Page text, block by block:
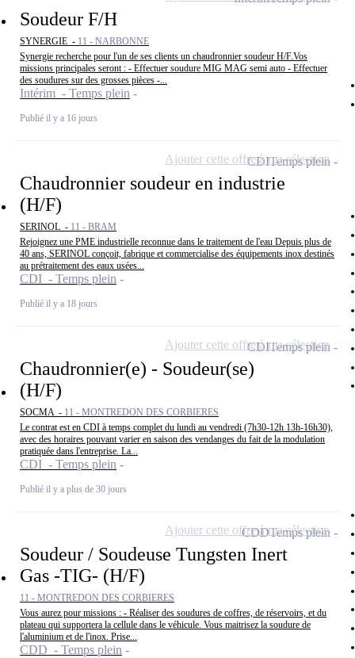
Soudeur F/H
SYNERGIE - 11 - NARBONNE
Synergie recherche pour l'un de ses clients un chaudronnier soudeur H/F.Vos
missions principales seront : - Effectuer soudure MIG MAG semi auto - Effectuer
des soudures sur des grosses pièces -...
Intérim - Temps plein
Publié il y a 16 jours
Chaudronnier soudeur en industrie
(H/F)
SERINOL - 11 - BRAM
Rejoignez une PME industrielle reconnue dans le traitement de l'eau Depuis plus de
40 ans, SERINOL conçoit, fabrique et commercialise des équipements inox destinés
au prétraitement des eaux usées...
CDI - Temps plein
Publié il y a 18 jours
CDITemps plein
Ajouter cette offre à ma sélection
Chaudronnier(e) - Soudeur(se)
(H/F)
SOCMA - 11 - MONTREDON DES CORBIERES
Le contrat est en CDI à temps complet du lundi au vendredi (7h30-12h 13h-16h30),
avec des horaires pouvant varier en saison des vendanges du fait de la modulation
pratiquée dans l'entreprise. La...
CDI - Temps plein
Publié il y a plus de 30 jours
CDITemps plein
Ajouter cette offre à ma sélection
Soudeur / Soudeuse Tungsten Inert
Gas -TIG- (H/F)
11 - MONTREDON DES CORBIERES
Vous aurez pour missions : - Réaliser des soudures de coffres, de réservoirs, et du
plateau qui supportera la cellule dans le véhicule. Vous maitrisez la soudure de
l'aluminium et de l'inox. Prise...
CDD - Temps plein
CDDTemps plein
Ajouter cette offre à ma sélection